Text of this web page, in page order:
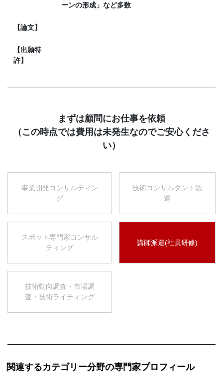
ーンの形成」など多数
【論文】
【出願特
許】
まずは顧問にお仕事を依頼
（この時点では費用は未発生なのでご安心くださ
い）
事業開発コンサルティン
グ
技術コンサルタント派
遣
スポット専門家コンサル
ティング
講師派遣(社員研修)
技術動向調査・市場調
査・技術ライティング
関連するカテゴリー分野の専門家プロフィール